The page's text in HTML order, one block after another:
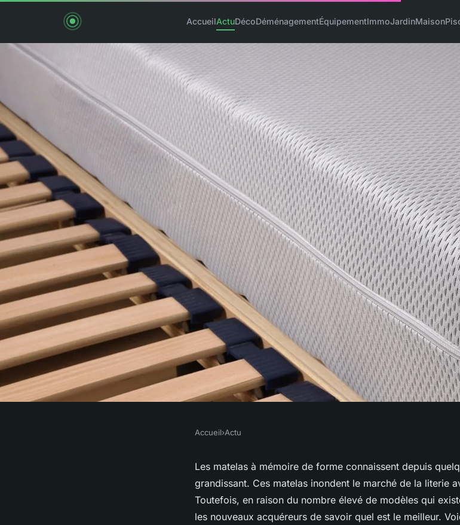
AccueilActuDécoDéménagementÉquipementImmoJardinMaison
Quels sont les critères pour choisir
matelas à mémoire de forme ?
Accueil›Actu
Les matelas à mémoire de forme connaissent depuis
grandissant. Ces matelas inondent le marché de la literie
Toutefois, en raison du nombre élevé de modèles qui
les nouveaux acquéreurs de savoir quel est le meilleur.